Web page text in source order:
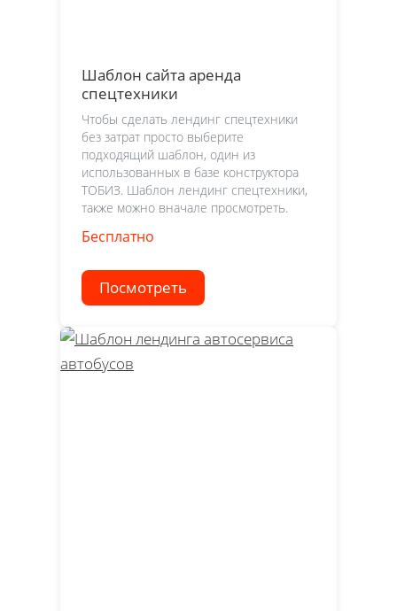
Шаблон сайта аренда
спецтехники
Чтобы сделать лендинг спецтехники
без затрат просто выберите
подходящий шаблон, один из
использованных в базе конструктора
ТОБИЗ. Шаблон лендинг спецтехники,
также можно вначале просмотреть.
Бесплатно
Посмотреть